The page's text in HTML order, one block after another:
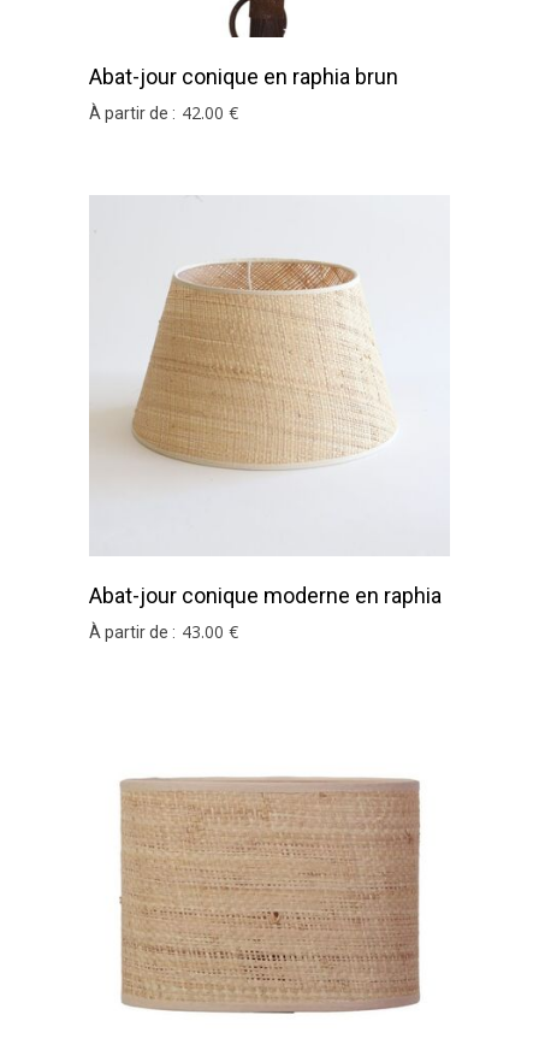
Abat-jour conique en raphia brun
À partir de : 42.00 €
Abat-jour conique moderne en raphia
brun
À partir de : 43.00 €